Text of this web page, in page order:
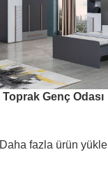
Toprak Genç Odası
Daha fazla ürün yükle